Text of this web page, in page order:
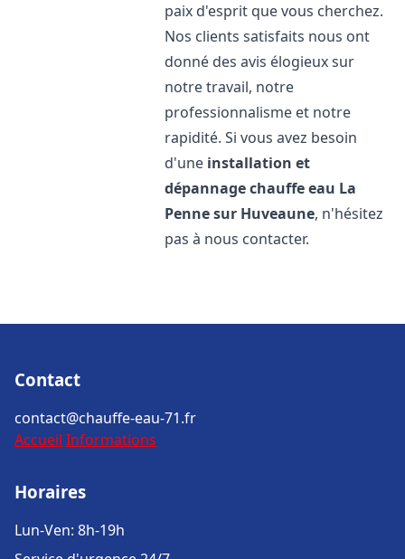
paix d'esprit que vous cherchez.
Nos clients satisfaits nous ont
donné des avis élogieux sur
notre travail, notre
professionnalisme et notre
rapidité. Si vous avez besoin
d'une installation et
dépannage chauffe eau La
Penne sur Huveaune, n'hésitez
pas à nous contacter.
Contact
contact@chauffe-eau-71.fr
Accueil Informations
Horaires
Lun-Ven: 8h-19h